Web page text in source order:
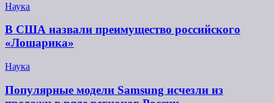
Наука
В США назвали преимущество российского
«Лошарика»
Наука
Популярные модели Samsung исчезли из